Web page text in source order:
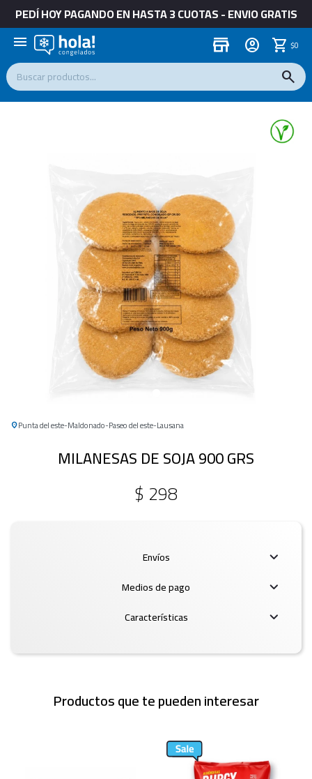
PEDÍ HOY PAGANDO EN HASTA 3 CUOTAS - ENVIO GRATIS
menu store $0
Punta del este Maldonado Paseo del este Lausana
MILANESAS DE SOJA 900 GRS
$ 298
Envíos
Medios de pago
Características
Productos que te pueden interesar